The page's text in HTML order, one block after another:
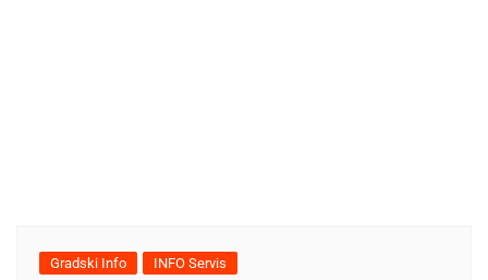
Gradski Info INFO Servis